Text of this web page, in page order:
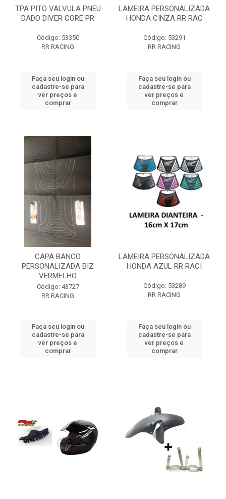
TPA PITO VALVULA PNEU
DADO DIVER CORE PR
Código: 53350
RR RACING
Faça seu login ou
cadastre-se para
ver preços e
comprar
LAMEIRA PERSONALIZADA
HONDA CINZA RR RAC
Código: 53291
RR RACING
Faça seu login ou
cadastre-se para
ver preços e
comprar
CAPA BANCO
PERSONALIZADA BIZ
VERMELHO
Código: 43727
RR RACING
Faça seu login ou
cadastre-se para
ver preços e
comprar
LAMEIRA PERSONALIZADA
HONDA AZUL RR RACI
Código: 53289
RR RACING
Faça seu login ou
cadastre-se para
ver preços e
comprar